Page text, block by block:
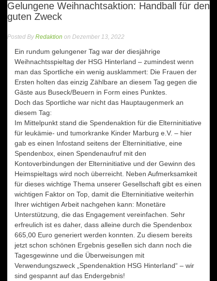
Gelungene Weihnachtsaktion: Handball für den
guten Zweck
Posted ByRedaktion on Dezember 13, 2022
Ein rundum gelungener Tag war der diesjährige
Weihnachtsspieltag der HSG Hinterland – zumindest wenn
man das Sportliche ein wenig ausklammert: Die Frauen der
Ersten holten das einzig Zählbare an diesem Tag gegen die
Gäste aus Buseck/Beuern in Form eines Punktes.
Doch das Sportliche war nicht das Hauptaugenmerk an
diesem Tag:
Im Mittelpunkt stand die Spendenaktion für die Elterninitiative
für leukämie- und tumorkranke Kinder Marburg e.V. – hier
gab es einen Infostand seitens der Elterninitiative, eine
Spendenbox, einen Spendenaufruf mit den
Kontoverbindungen der Elterninitiative und der Gewinn des
Heimspieltags wird noch überreicht. Neben Aufmerksamkeit
für dieses wichtige Thema unserer Gesellschaft gibt es einen
wichtigen Faktor on Top, damit die Elterninitiative weiterhin
Ihrer wichtigen Arbeit nachgehen kann: Monetäre
Unterstützung, die das Engagement vereinfachen. Sehr
erfreulich ist es daher, dass alleine durch die Spendenbox
665,00 Euro generiert werden konnten. Zu diesem bereits
jetzt schon schönen Ergebnis gesellen sich dann noch die
Tagesgewinne und die Überweisungen mit
Verwendungszweck „Spendenaktion HSG Hinterland“ – wir
sind gespannt auf das Endergebnis!